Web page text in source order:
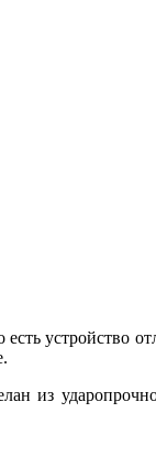
устройство
из